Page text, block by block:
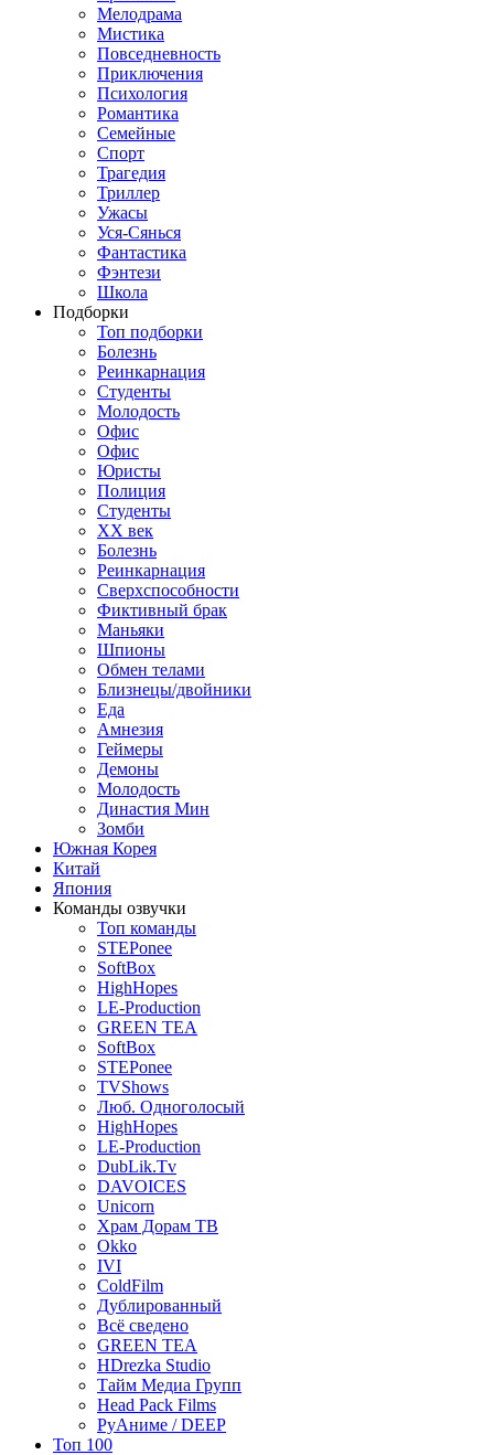
Мелодрама
Мистика
Повседневность
Приключения
Психология
Романтика
Семейные
Спорт
Трагедия
Триллер
Ужасы
Уся-Сянься
Фантастика
Фэнтези
Школа
Подборки
Топ подборки
Болезнь
Реинкарнация
Студенты
Молодость
Офис
Офис
Юристы
Полиция
Студенты
ХХ век
Болезнь
Реинкарнация
Сверхспособности
Фиктивный брак
Маньяки
Шпионы
Обмен телами
Близнецы/двойники
Еда
Амнезия
Геймеры
Демоны
Молодость
Династия Мин
Зомби
Южная Корея
Китай
Япония
Команды озвучки
Топ команды
STEPonee
SoftBox
HighHopes
LE-Production
GREEN TEA
SoftBox
STEPonee
TVShows
Люб. Одноголосый
HighHopes
LE-Production
DubLik.Tv
DAVOICES
Unicorn
Храм Дорам ТВ
Okko
IVI
ColdFilm
Дублированный
Всё сведено
GREEN TEA
HDrezka Studio
Тайм Медиа Групп
Head Pack Films
РуАниме / DEEP
Топ 100